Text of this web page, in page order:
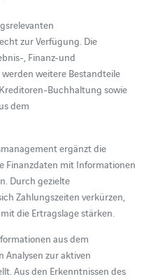
zur Verfügung. Die
, Finanz-und
weitere Bestandteile
Buchhaltung sowie
dem
ergänzt die
Finanzdaten mit Informationen
Durch gezielte
Zahlungszeiten verkürzen,
die Ertragslage stärken.
aus dem
zur aktiven
Aus den Erkenntnissen des